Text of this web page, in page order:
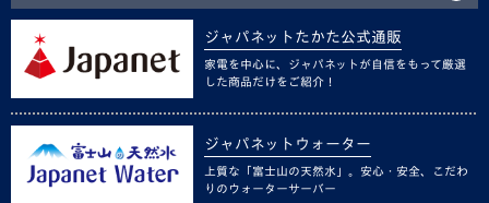
ジャパネットたかた公式通販
家電を中心に、ジャパネットが自信をもって厳選
した商品だけをご紹介！
ジャパネットウォーター
上質な「富士山の天然水」。安心・安全、こだわ
りのウォーターサーバー